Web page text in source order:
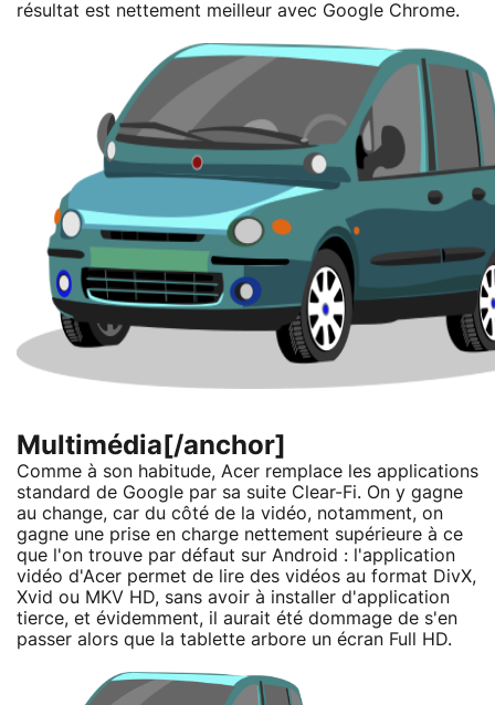
résultat est nettement meilleur avec Google Chrome.
Multimédia[/anchor]
Comme à son habitude, Acer remplace les applications
standard de Google par sa suite Clear-Fi. On y gagne
au change, car du côté de la vidéo, notamment, on
gagne une prise en charge nettement supérieure à ce
que l'on trouve par défaut sur Android : l'application
vidéo d'Acer permet de lire des vidéos au format DivX,
Xvid ou MKV HD, sans avoir à installer d'application
tierce, et évidemment, il aurait été dommage de s'en
passer alors que la tablette arbore un écran Full HD.